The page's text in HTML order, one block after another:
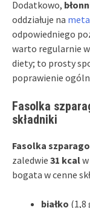
Dodatkowo,
oddziałuje na
odpowiedniego
warto regularnie
diety; to prosty
poprawienie
Fasolka
składniki
Fasolka
zaledwie 31 kcal
bogata w cenne
białko (1,8